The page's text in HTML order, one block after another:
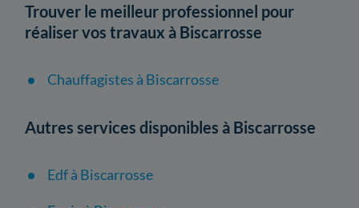
Trouver le meilleur professionnel pour
réaliser vos travaux à Biscarrosse
Chauffagistes à Biscarrosse
Autres services disponibles à Biscarrosse
Edf à Biscarrosse